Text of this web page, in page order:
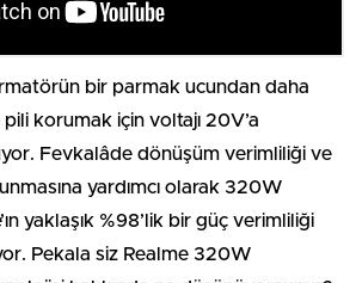
bir parmak ucundan daha
korumak için voltajı 20V’a
Fevkalâde dönüşüm verimliliği ve
yardımcı olarak 320W
yaklaşık %98’lik bir güç verimliliği
Pekala siz Realme 320W